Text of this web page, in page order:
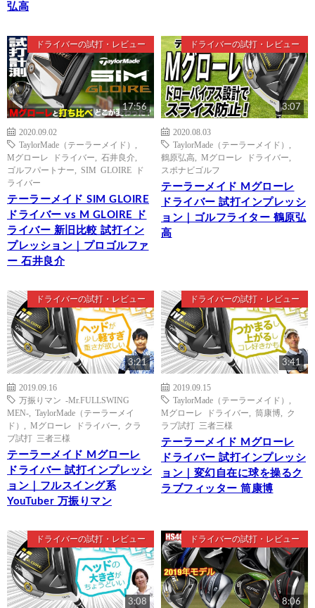
弘高
ドライバーの試打・レビュー
17:56
2020.09.02
TaylorMade（テーラーメイド）
Mグローレ ドライバー
石井良介
ゴルフパートナー
SIM GLOIRE ド
ライバー
テーラーメイド SIM GLOIRE
ドライバー vs M GLOIRE ド
ライバー 新旧比較 試打イン
プレッション｜プロゴルファ
ー 石井良介
ドライバーの試打・レビュー
3:07
2020.08.03
TaylorMade（テーラーメイド）
鶴原弘高
Mグローレ ドライバー
スポナビゴルフ
テーラーメイド Mグローレ
ドライバー 試打インプレッシ
ョン｜ゴルフライター 鶴原弘
高
ドライバーの試打・レビュー
3:21
2019.09.16
万振りマン -Mr.FULLSWING
MEN-
TaylorMade（テーラーメイ
ド）
Mグローレ ドライバー
クラ
ブ試打 三者三様
テーラーメイド Mグローレ
ドライバー 試打インプレッシ
ョン｜フルスイング系
YouTuber 万振りマン
ドライバーの試打・レビュー
3:41
2019.09.15
TaylorMade（テーラーメイド）
Mグローレ ドライバー
筒康博
ク
ラブ試打 三者三様
テーラーメイド Mグローレ
ドライバー 試打インプレッシ
ョン｜変幻自在に球を操るク
ラブフィッター 筒康博
ドライバーの試打・レビュー
3:08
ドライバーの試打・レビュー
8:06